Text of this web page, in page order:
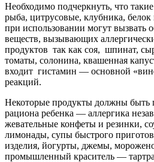
Необходимо подчеркнуть, что
рыба, цитрусовые, клубника,
при использовании могут вызвать
веществ, вызывающих
продуктов так как соя, шпинат,
томаты, солонина, квашенная
входит гистамин — основной
реакций.
Некоторые продукты должны быть
рациона ребенка — аллергика
жевательные конфеты и резинки,
лимонады, супы быстрого
изделия, йогурты, джемы,
промышленный краситель —